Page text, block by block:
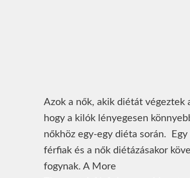
Azok a nők, akik diétát
hogy a kilók lényegesen
nőkhöz egy-egy diéta során.
férfiak és a nők diétázásakor
fogynak. A More